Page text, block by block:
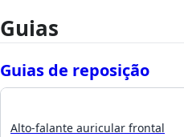
Guias
Guias de reposição
Alto-falante auricular frontal